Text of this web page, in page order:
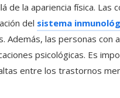
la apariencia física. Las
del sistema
Además, las personas con
psicológicas. Es
entre los trastornos